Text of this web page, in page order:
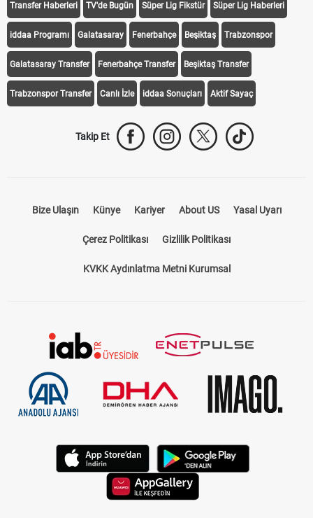
Transfer Haberleri TV'de Bugün Süper Lig Fikstür Süper Lig Haberleri
iddaa Programı Galatasaray Fenerbahçe Beşiktaş Trabzonspor
Galatasaray Transfer Fenerbahçe Transfer Beşiktaş Transfer
Trabzonspor Transfer Canlı İzle iddaa Sonuçları Aktif Sayaç
Takip Et
Bize Ulaşın Künye Kariyer About US Yasal Uyarı
Çerez Politikası Gizlilik Politikası
KVKK Aydınlatma Metni Kurumsal